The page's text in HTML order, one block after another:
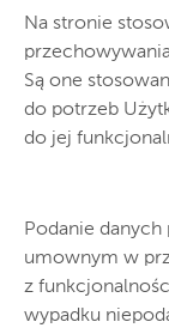
Na stronie
Są one
do potrzeb
do jej
Podanie
umownym w
z
wypadku